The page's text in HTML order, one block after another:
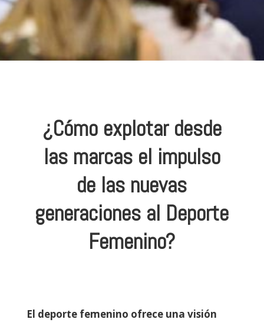
¿Cómo explotar desde
las marcas el impulso
de las nuevas
generaciones al Deporte
Femenino?
El deporte femenino ofrece una visión